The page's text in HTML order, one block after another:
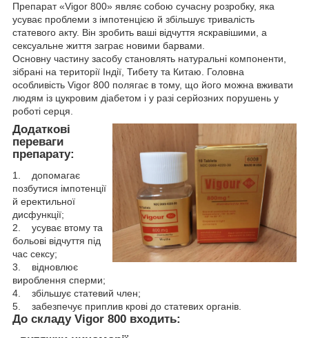
Препарат «Vigor 800» являє собою сучасну розробку, яка
усуває проблеми з імпотенцією й збільшує тривалість
статевого акту. Він зробить ваші відчуття яскравішими, а
сексуальне життя заграє новими барвами.
Основну частину засобу становлять натуральні компоненти,
зібрані на території Індії, Тибету та Китаю. Головна
особливість Vigor 800 полягає в тому, що його можна вживати
людям із цукровим діабетом і у разі серйозних порушень у
роботі серця.
Додаткові
переваги
препарату:
1. допомагає
позбутися імпотенції
й еректильної
дисфункції;
2. усуває втому та
больові відчуття під
час сексу;
3. відновлює
вироблення сперми;
4. збільшує статевий член;
5. забезпечує приплив крові до статевих органів.
До складу Vigor 800 входить: